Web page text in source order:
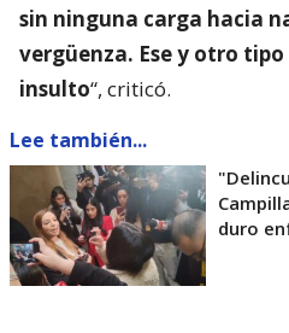
sin ninguna carga hacia
vergüenza. Ese y otro
insulto“, criticó.
Lee también...
duro